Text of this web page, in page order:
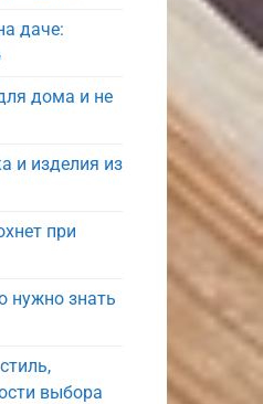
даче:
дома и не
и изделия из
при
нужно знать
выбора